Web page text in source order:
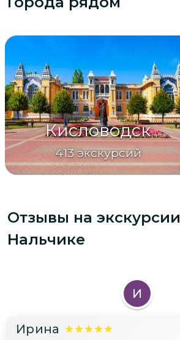
Кисловодск
413 экскурсий
Отзывы на экскурсии
Нальчике
И
Ирина